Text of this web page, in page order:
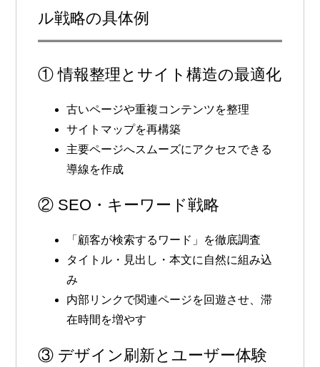
ル戦略の具体例
① 情報整理とサイト構造の最適化
古いページや重複コンテンツを整理
サイトマップを再構築
主要ページへスムーズにアクセスできる
導線を作成
② SEO・キーワード戦略
「顧客が検索するワード」を徹底調査
タイトル・見出し・本文に自然に組み込
み
内部リンクで関連ページを回遊させ、滞
在時間を増やす
③ デザイン刷新とユーザー体験